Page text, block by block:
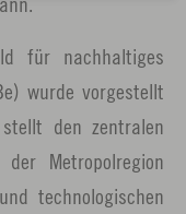
für nachhaltiges
wurde vorgestellt
den zentralen
Metropolregion
technologischen